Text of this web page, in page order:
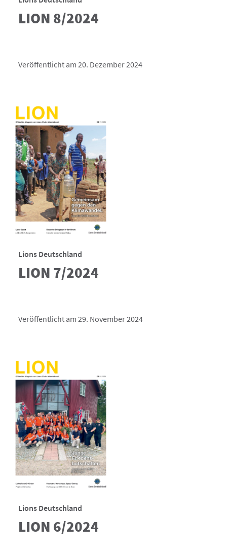
LION 8/2024
Veröffentlicht am 20. Dezember 2024
Lions Deutschland
LION 7/2024
Veröffentlicht am 29. November 2024
Lions Deutschland
LION 6/2024